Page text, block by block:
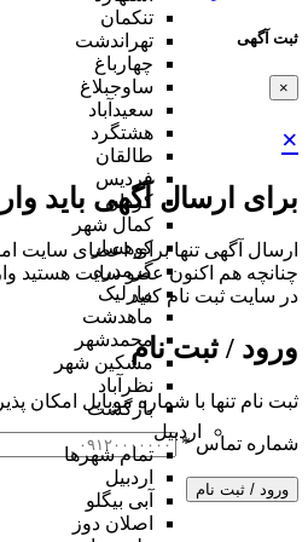
ثبت آگهی
×
×
برای ارسال آگهی باید
ارسال آگهی تنها برای اعضای سایت
چنانچه هم‌ اکنون عضو سایت هستید
در سایت ثبت نام کنید
ورود / ثبت نام
ثبت نام تنها با شماره موبایل امکان
شماره تماس*
ورود / ثبت نام
تنکمان
تهراندشت
چهارباغ
ساوجبلاغ
سعیدآباد
هشتگرد
طالقان
فردیس
کردان
کمال شهر
کوهسار
گرمدره
مارلیک
ماهدشت
محمدشهر
مشکین شهر
نظرآباد
بازگشت
اردبیل
تمام شهر‌ها
اردبیل
آبی بیگلو
اصلان دوز